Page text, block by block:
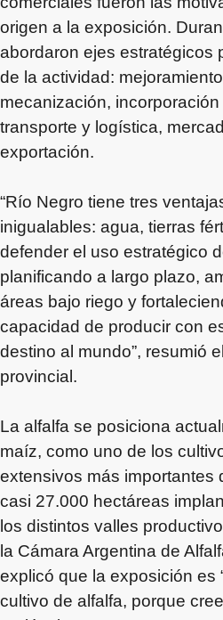
origen a la exposición.
abordaron ejes estratégicos
de la actividad:
mecanización,
transporte y logística,
exportación.
“Río Negro tiene tres
inigualables: agua, tierras
defender el uso estratégico
planificando a largo plazo,
áreas bajo riego y
capacidad de producir con
destino al mundo”, resumió
provincial.
La alfalfa se posiciona
maíz, como uno de los
extensivos más importantes
casi 27.000 hectáreas
los distintos valles
la Cámara Argentina de
explicó que la exposición es
cultivo de alfalfa, porque